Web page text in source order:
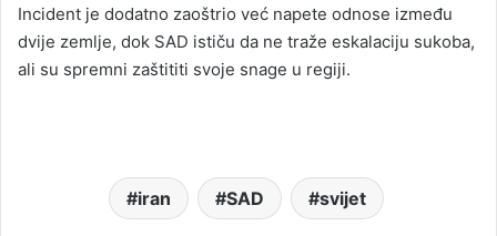
Incident je dodatno zaoštrio već napete odnose između
dvije zemlje, dok SAD ističu da ne traže eskalaciju sukoba,
ali su spremni zaštititi svoje snage u regiji.
iran SAD svijet